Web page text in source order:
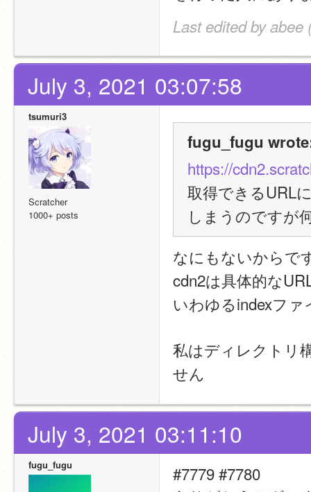
Last edited by abee
July 3, 2021 03:07:58
tsumuri3
Scratcher
1000+ posts
fugu_fugu
https://
取得できるURL
しまうのですが
なにもないからで
cdn2は具体的な
いわゆるindexフ
私はディレクトリ
せん
July 3, 2021 03:11:10
fugu_fugu
#7779 #7780